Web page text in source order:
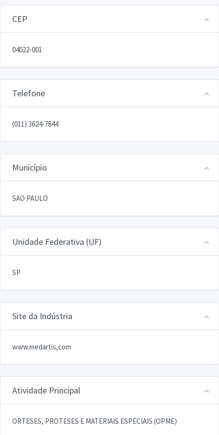
CEP
04022-001
Telefone
(011) 3624-7844
Município
SAO PAULO
Unidade Federativa (UF)
SP
Site da Indústria
www.medartis,com
Atividade Principal
ORTESES, PROTESES E MATERIAIS ESPECIAIS (OPME)